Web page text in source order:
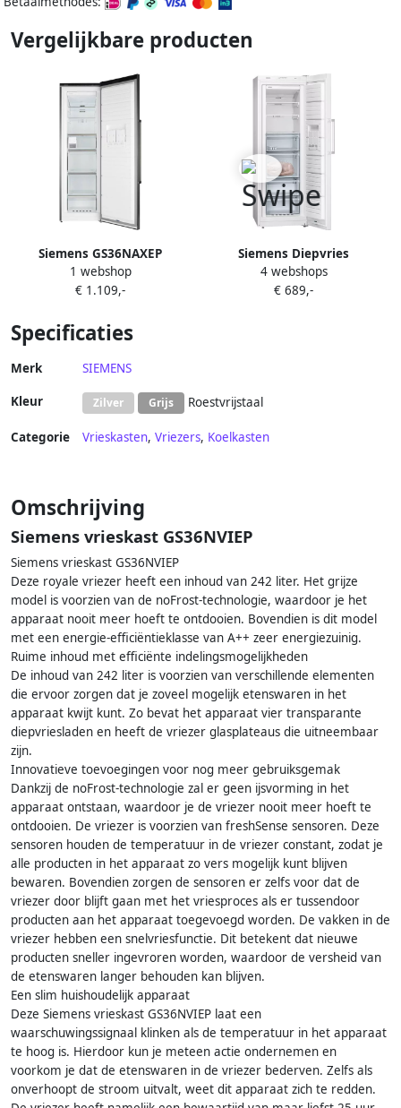
Vergelijkbare producten
Siemens GS36NAXEP
vrijstaande vrieskast
1 webshop
€ 1.109,-
Siemens Diepvries
GS33NVWEP |
Diepvrieskasten |
4 webshops
€ 689,-
Specificaties
Merk SIEMENS
Kleur Zilver Grijs Roestvrijstaal
Categorie Vrieskasten, Vriezers, Koelkasten
Omschrijving
Siemens vrieskast GS36NVIEP
Siemens vrieskast GS36NVIEP
Deze royale vriezer heeft een inhoud van 242 liter. Het grijze
model is voorzien van de noFrost-technologie, waardoor je het
apparaat nooit meer hoeft te ontdooien. Bovendien is dit model
met een energie-efficiëntieklasse van A++ zeer energiezuinig.
Ruime inhoud met efficiënte indelingsmogelijkheden
De inhoud van 242 liter is voorzien van verschillende elementen
die ervoor zorgen dat je zoveel mogelijk etenswaren in het
apparaat kwijt kunt. Zo bevat het apparaat vier transparante
diepvriesladen en heeft de vriezer glasplateaus die uitneembaar
zijn.
Innovatieve toevoegingen voor nog meer gebruiksgemak
Dankzij de noFrost-technologie zal er geen ijsvorming in het
apparaat ontstaan, waardoor je de vriezer nooit meer hoeft te
ontdooien. De vriezer is voorzien van freshSense sensoren. Deze
sensoren houden de temperatuur in de vriezer constant, zodat je
alle producten in het apparaat zo vers mogelijk kunt blijven
bewaren. Bovendien zorgen de sensoren er zelfs voor dat de
vriezer door blijft gaan met het vriesproces als er tussendoor
producten aan het apparaat toegevoegd worden. De vakken in de
vriezer hebben een snelvriesfunctie. Dit betekent dat nieuwe
producten sneller ingevroren worden, waardoor de versheid van
de etenswaren langer behouden kan blijven.
Een slim huishoudelijk apparaat
Deze Siemens vrieskast GS36NVIEP laat een
waarschuwingssignaal klinken als de temperatuur in het apparaat
te hoog is. Hierdoor kun je meteen actie ondernemen en
voorkom je dat de etenswaren in de vriezer bederven. Zelfs als
onverhoopt de stroom uitvalt, weet dit apparaat zich te redden.